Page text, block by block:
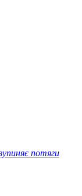
потяги